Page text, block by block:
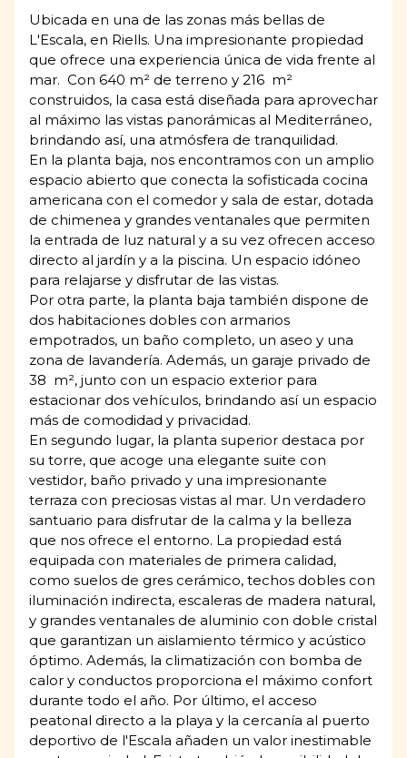
Ubicada en una de las zonas más bellas de
L'Escala, en Riells. Una impresionante propiedad
que ofrece una experiencia única de vida frente al
mar. Con 640 m² de terreno y 216 m²
construidos, la casa está diseñada para aprovechar
al máximo las vistas panorámicas al Mediterráneo,
brindando así, una atmósfera de tranquilidad.
En la planta baja, nos encontramos con un amplio
espacio abierto que conecta la sofisticada cocina
americana con el comedor y sala de estar, dotada
de chimenea y grandes ventanales que permiten
la entrada de luz natural y a su vez ofrecen acceso
directo al jardín y a la piscina. Un espacio idóneo
para relajarse y disfrutar de las vistas.
Por otra parte, la planta baja también dispone de
dos habitaciones dobles con armarios
empotrados, un baño completo, un aseo y una
zona de lavandería. Además, un garaje privado de
38 m², junto con un espacio exterior para
estacionar dos vehículos, brindando así un espacio
más de comodidad y privacidad.
En segundo lugar, la planta superior destaca por
su torre, que acoge una elegante suite con
vestidor, baño privado y una impresionante
terraza con preciosas vistas al mar. Un verdadero
santuario para disfrutar de la calma y la belleza
que nos ofrece el entorno. La propiedad está
equipada con materiales de primera calidad,
como suelos de gres cerámico, techos dobles con
iluminación indirecta, escaleras de madera natural,
y grandes ventanales de aluminio con doble cristal
que garantizan un aislamiento térmico y acústico
óptimo. Además, la climatización con bomba de
calor y conductos proporciona el máximo confort
durante todo el año. Por último, el acceso
peatonal directo a la playa y la cercanía al puerto
deportivo de l'Escala añaden un valor inestimable